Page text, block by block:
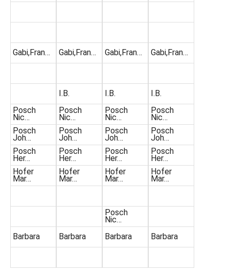
Gabi,Fran…
Posch
Nic…
Posch
Joh…
Posch
Her…
Hofer
Mar…
Barbara
Gabi,Fran…
I.B.
Posch
Nic…
Posch
Joh…
Posch
Her…
Hofer
Mar…
Barbara
Gabi,Fran…
I.B.
Posch
Nic…
Posch
Joh…
Posch
Her…
Hofer
Mar…
Posch
Nic…
Barbara
Gabi,Fran…
I.B.
Posch
Nic…
Posch
Joh…
Posch
Her…
Hofer
Mar…
Barbara